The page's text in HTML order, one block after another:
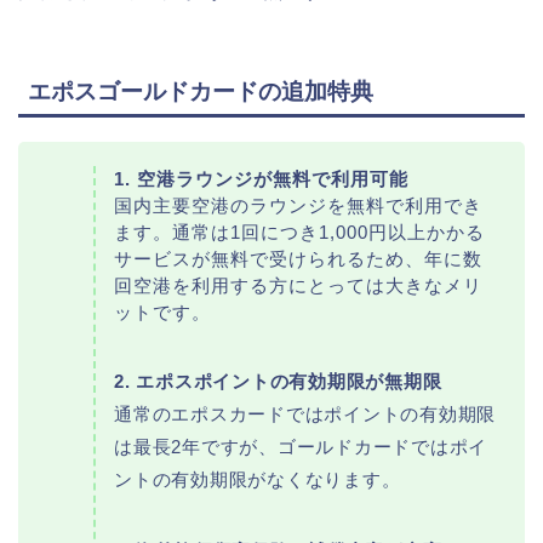
エポスゴールドカードの追加特典
1. 空港ラウンジが無料で利用可能
国内主要空港のラウンジを無料で利用でき
ます。通常は1回につき1,000円以上かかる
サービスが無料で受けられるため、年に数
回空港を利用する方にとっては大きなメリ
ットです。
2. エポスポイントの有効期限が無期限
通常のエポスカードではポイントの有効期限
は最長2年ですが、ゴールドカードではポイ
ントの有効期限がなくなります。